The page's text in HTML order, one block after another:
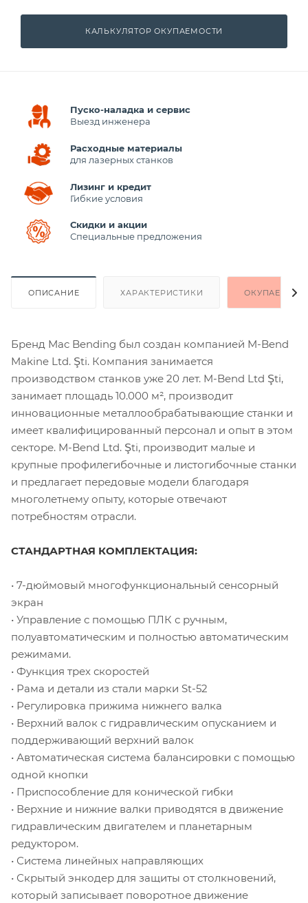
КАЛЬКУЛЯТОР ОКУПАЕМОСТИ
Пуско-наладка и сервис
Выезд инженера
Расходные материалы
для лазерных станков
Лизинг и кредит
Гибкие условия
Скидки и акции
Специальные предложения
ОПИСАНИЕ ХАРАКТЕРИСТИКИ
Бренд Mac Bending был создан компанией M-Bend
Makine Ltd. Şti. Компания занимается
производством станков уже 20 лет. M-Bend Ltd Şti,
занимает площадь 10.000 м², производит
инновационные металлообрабатывающие станки и
имеет квалифицированный персонал и опыт в этом
секторе. M-Bend Ltd. Şti, производит малые и
крупные профилегибочные и листогибочные станки
и предлагает передовые модели благодаря
многолетнему опыту, которые отвечают
потребностям отрасли.
СТАНДАРТНАЯ КОМПЛЕКТАЦИЯ:
• 7-дюймовый многофункциональный сенсорный
экран
• Управление с помощью ПЛК с ручным,
полуавтоматическим и полностью автоматическим
режимами.
• Функция трех скоростей
• Рама и детали из стали марки St-52
• Регулировка прижима нижнего валка
• Верхний валок с гидравлическим опусканием и
поддерживающий верхний валок
• Автоматическая система балансировки с помощью
одной кнопки
• Приспособление для конической гибки
• Верхние и нижние валки приводятся в движение
гидравлическим двигателем и планетарным
редуктором.
• Система линейных направляющих
• Скрытый энкодер для защиты от столкновений,
который записывает поворотное движение